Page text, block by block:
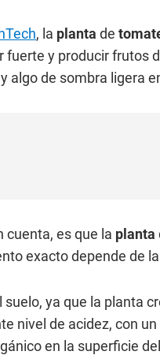
, la planta de
y producir frutos
algo de sombra ligera
cuenta, es que la planta
exacto depende de
ya que la planta
nivel de acidez, con
en la superficie